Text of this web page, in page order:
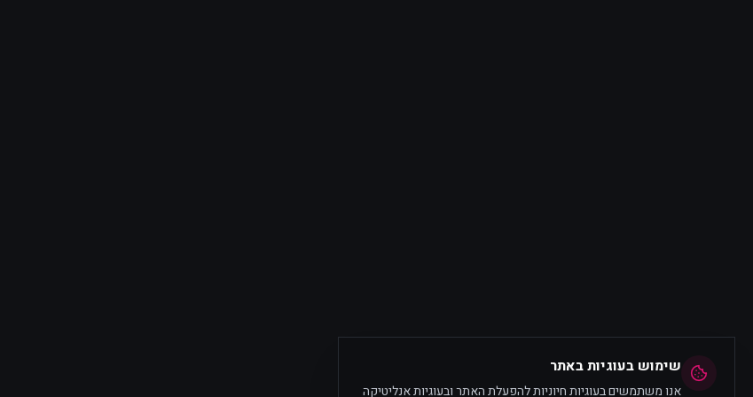
שימוש בעוגיות באתר
אנו משתמשים בעוגיות חיוניות להפעלת האתר ובעוגיות אנליטיקה